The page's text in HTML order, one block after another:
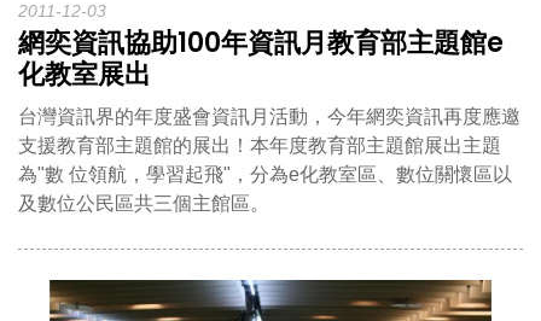
2011-12-03
網奕資訊協助100年資訊月教育部主題館e
化教室展出
台灣資訊界的年度盛會資訊月活動，今年網奕資訊再度應邀
支援教育部主題館的展出！本年度教育部主題館展出主題
為"數 位領航，學習起飛"，分為e化教室區、數位關懷區以
及數位公民區共三個主館區。